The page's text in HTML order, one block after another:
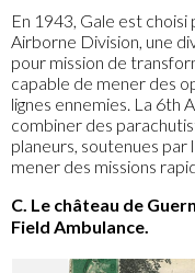
En 1943, Gale est
Airborne Division, une
pour mission de
capable de mener des
lignes ennemies. La 6th
combiner des
planeurs, soutenues par
mener des missions
C. Le château de
Field Ambulance.